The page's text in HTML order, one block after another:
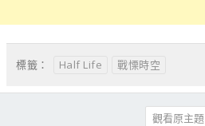
標籤： Half Life 戰慄時空
觀看原主題